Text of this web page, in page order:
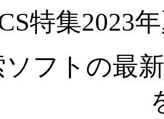
特集2023
ソフトの最